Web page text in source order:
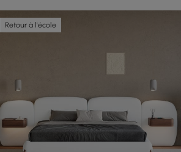
Retour à l'école